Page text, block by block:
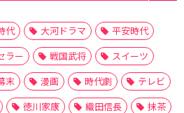
代 大河ドラマ
平安時代
ラー 戦国武将
スイーツ
末 漫画 時代劇
テレビ
徳川家康 織田信長
抹茶